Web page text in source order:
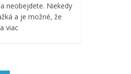
neobejdete. Niekedy
a je možné, že
viac